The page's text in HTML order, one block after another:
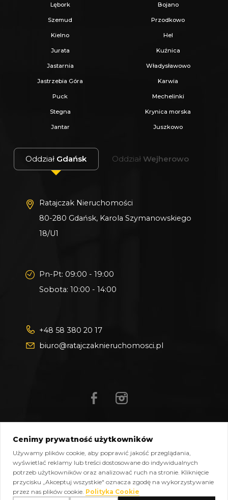
Lębork Bojano
Szemud Przodkowo
Kielno Hel
Jurata Kuźnica
Jastarnia Władysławowo
Jastrzebia Góra Karwia
Puck Mechelinki
Stegna Krynica morska
Jantar Juszkowo
Oddział Gdańsk Oddział Wejherowo
Ratajczak Nieruchomości
80-280 Gdańsk, Karola Szymanowskiego
18/U1
Pn-Pt: 09:00 - 19:00
Sobota: 10:00 - 14:00
+48 58 380 20 17
biuro@ratajczaknieruchomosci.pl
Polityka cookies Kontakt
Copyright © 2026 Ratajczak Nieruchomości All Rights
Reserved, Powered byoplixo.eu
Cenimy prywatność użytkowników
Używamy plików cookie, aby poprawić jakość przeglądania,
wyświetlać reklamy lub treści dostosowane do indywidualnych
potrzeb użytkowników oraz analizować ruch na stronie. Kliknięcie
przycisku „Akceptuj wszystkie" oznacza zgodę na wykorzystywanie
przez nas plików cookie. Polityka Cookie